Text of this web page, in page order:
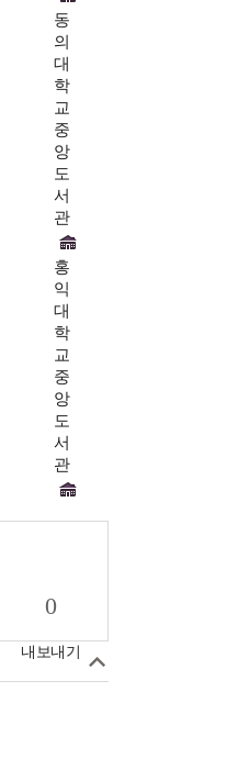
동
의
대
학
교
중
앙
도
서
관
홍
익
대
학
교
중
앙
도
서
관
0
내보내기